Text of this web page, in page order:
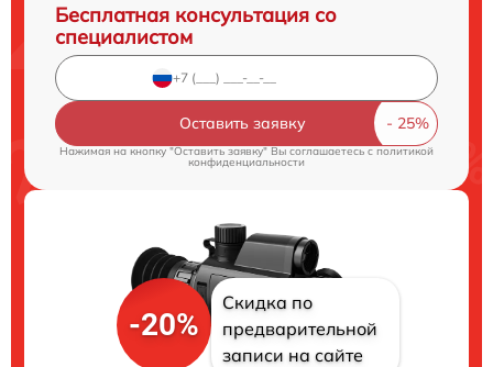
Бесплатная консультация со
специалистом
Оставить заявку
Нажимая на кнопку "Оставить заявку" Вы соглашаетесь cполитикой
конфиденциальности
-20%
Скидка по
предварительной
записи на сайте